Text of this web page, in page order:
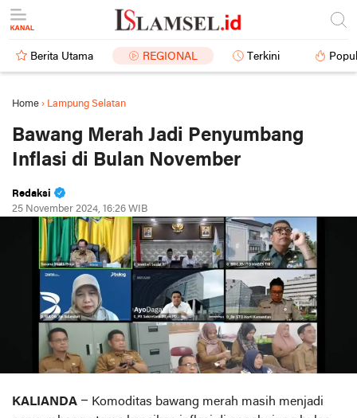
Berita Utama REGIONAL Terkini
Home › Lampung Selatan
Bawang Merah Jadi Penyumbang
Inflasi di Bulan November
Redaksi
25 November 2024, 16:26 WIB
KALIANDA – Komoditas bawang merah masih menjadi